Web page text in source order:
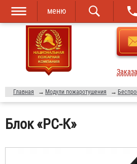
Перейти к
основному
содержанию
Skip to
navigation
меню
Главная → Модули пожаротушения →
Блок «РС-К»